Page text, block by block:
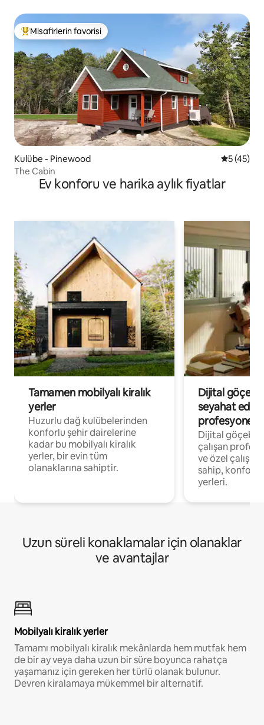
Misafirlerin favorilerinden en beğenilenler arasında
Misafirlerin favorisi
Kulübe - Pinewood 55 (45)
The Cabin
Ev konforu ve harika aylık fiyatlar
Tamamen mobilyalı kiralık
yerler
Huzurlu dağ kulübelerinden
konforlu şehir dairelerine
kadar bu mobilyalı kiralık
yerler, bir evin tüm
olanaklarına sahiptir.
Dijital
seyahat eden
Dijital
çalışan
ve özel
sahip,
yerleri.
Uzun süreli konaklamalar için olanaklar
ve avantajlar
Mobilyalı kiralık yerler
Tamamı mobilyalı kiralık mekânlarda hem mutfak hem
de bir ay veya daha uzun bir süre boyunca rahatça
yaşamanız için gereken her türlü olanak bulunur.
Devren kiralamaya mükemmel bir alternatif.